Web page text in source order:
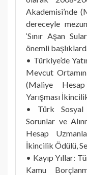
Akademisi’nde
dereceyle
‘Sınır Aşan
önemli
• Türkiye’de
Mevcut
(Maliye
Yarışması
• Türk Sosyal
Sorunlar ve
Hesap
İkincilik Ödülü,
• Kayıp Yıllar:
Kamu